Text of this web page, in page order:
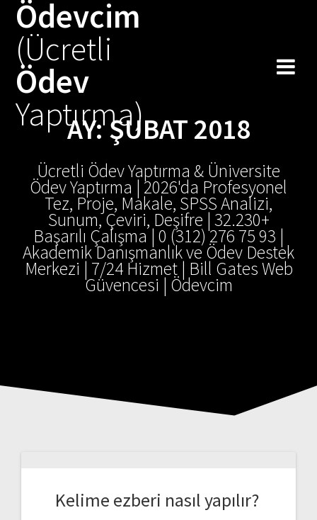
Ödevcim
(Ücretli
Ödev
Yaptırma)
AY:ŞUBAT 2018
Ücretli Ödev Yaptırma & Üniversite
Ödev Yaptırma | 2026'da Profesyonel
Tez, Proje, Makale, SPSS Analizi,
Sunum, Çeviri, Deşifre | 32.230+
Başarılı Çalışma | 0 (312) 276 75 93 |
Akademik Danışmanlık ve Ödev Destek
Merkezi | 7/24 Hizmet | Bill Gates Web
Güvencesi | Ödevcim
Kelime ezberi nasıl yapılır?